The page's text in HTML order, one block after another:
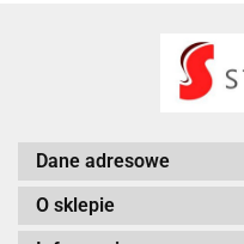
Dane adresowe
O sklepie